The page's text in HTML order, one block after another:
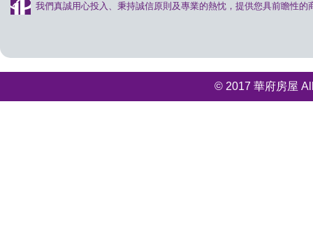
我們真誠用心投入、秉持誠信原則及專業的熱忱，提供您具前瞻性的
© 2017 華府房屋